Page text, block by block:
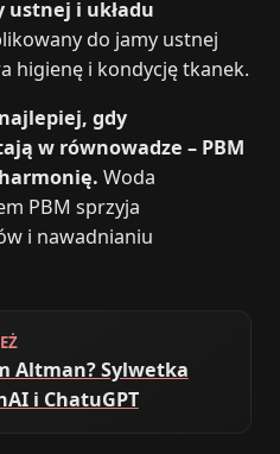
i układu
do jamy ustnej
higienę i kondycję tkanek.
gdy
w równowadze – PBM
Woda
PBM sprzyja
i nawadnianiu
Altman? Sylwetka
i ChatuGPT